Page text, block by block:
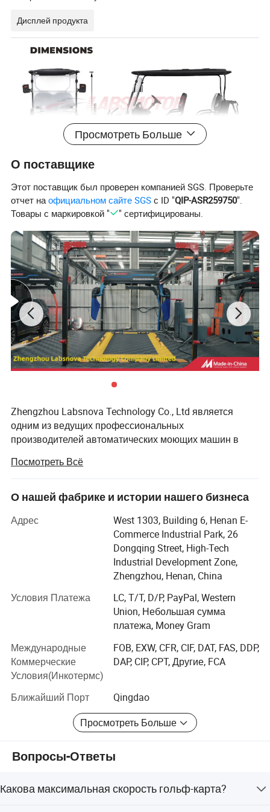
Дисплей продукта
Просмотреть Больше
О поставщике
Этот поставщик был проверен компанией SGS. Проверьте
отчет наофициальном сайте SGS с ID "QIP-ASR259750".
Товары с маркировкой "
" сертифицированы.
Zhengzhou Labsnova Technology Co., Ltd является
одним из ведущих профессиональных
производителей автоматических моющих машин в
прошел сертификацию ISO9001 и с 2012 года
занимается внешнеторговой деятельностью. У нас
есть 12 лет богатого опыта экспорта, и наша
нас есть развитая и полная система внешнеторговых
продаж, гарантирующих, что каждый клиент имеет
хороший опыт обслуживания.
В нашей продукции используются
марки, обеспечивающие стабильную и
высококачественную продукцию, с годовым выходом
более 5 000 единиц. Мы можем предоставить
различные персонализированные продукты в
соответствии с потребностями клиентов.
За последние 12 лет мы предоставляем полный набор
продуктов и услуг тысячам клиентов во многих
возможности для обслуживания, и мы уверены в том,
что мы хорошо обслуживаем наших клиентов.
Мы с нетерпением ждем Вашего визита на наш завод
Мы будем Вашим надежным партнером в Китае.
Посмотреть Всё
О нашей фабрике и истории нашего бизнеса
Адрес
West 1303, Building 6, Henan E-
Commerce Industrial Park, 26
Dongqing Street, High-Tech
Industrial Development Zone,
Zhengzhou, Henan, China
Условия Платежа
LC, T/T, D/P, PayPal, Western
Union, Небольшая сумма
платежа, Money Gram
Международные
Коммерческие
Условия(Инкотермс)
FOB, EXW, CFR, CIF, DAT, FAS, DDP,
DAP, CIP, CPT, Другие, FCA
Ближайший Порт
Qingdao
Просмотреть Больше
Вопросы-Ответы
Какова максимальная скорость гольф-карта?